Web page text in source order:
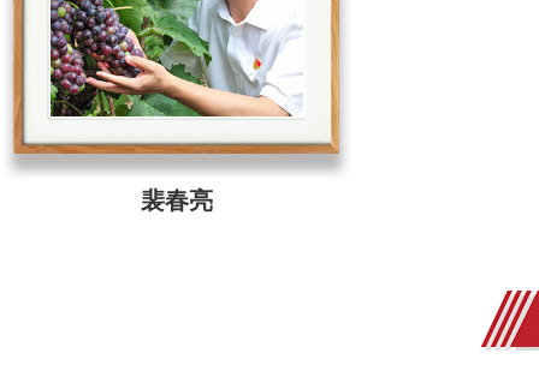
裴春亮